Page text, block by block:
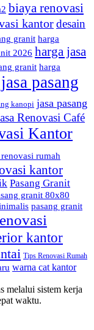
biaya renovasi
kantordesain
granit harga
2026 harga jasa
granit harga
jasa pasang
kanopi jasa pasang
Renovasi Café
Kantor
renovasi rumah
kantor
Pasang Granit
granit 80x80
pasang granit
kantor
Tips Renovasi Rumah
warna cat kantor
melalui sistem kerja
waktu.